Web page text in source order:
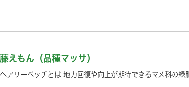
藤えもん（品種マッサ）
ヘアリーベッチとは 地力回復や向上が期待できるマメ科の